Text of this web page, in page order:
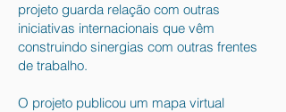
projeto guarda relação com outras
iniciativas internacionais que vêm
construindo sinergias com outras frentes
de trabalho.
O projeto publicou um mapa virtual